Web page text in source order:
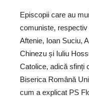
Episcopii care au
comuniste, respectiv
Aftenie, Ioan Suciu,
Chinezu și Iuliu
Catolice, adică sfinți
Biserica Română
cum a explicat PS